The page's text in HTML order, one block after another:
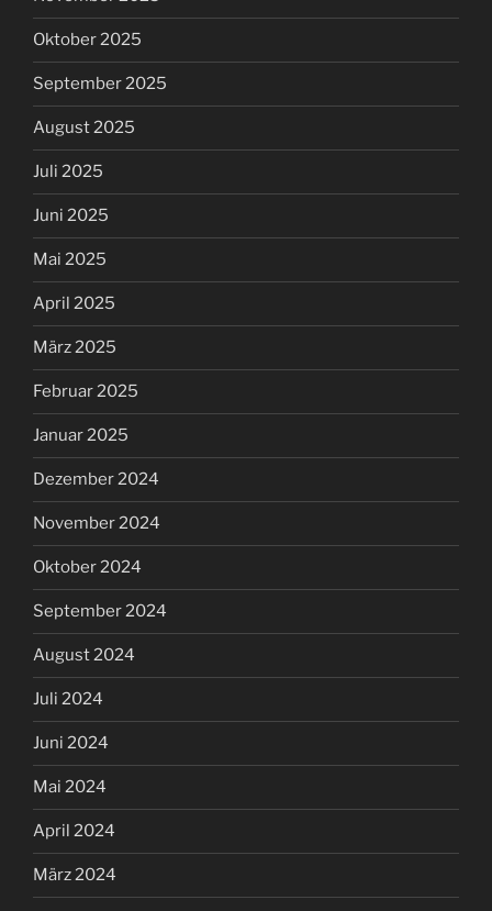
Oktober 2025
September 2025
August 2025
Juli 2025
Juni 2025
Mai 2025
April 2025
März 2025
Februar 2025
Januar 2025
Dezember 2024
November 2024
Oktober 2024
September 2024
August 2024
Juli 2024
Juni 2024
Mai 2024
April 2024
März 2024